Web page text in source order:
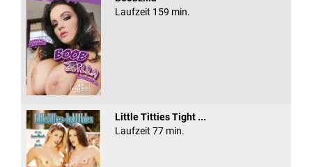
Laufzeit 159 min.
Little Titties Tight ...
Laufzeit 77 min.